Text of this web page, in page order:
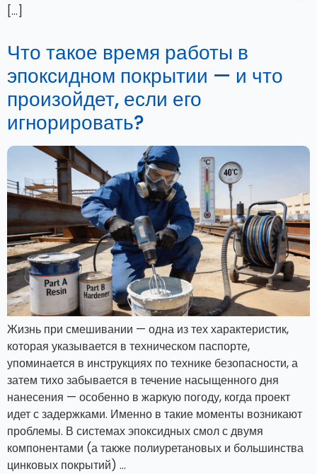
[…]
Что такое время работы в
эпоксидном покрытии — и что
произойдет, если его
игнорировать?
Жизнь при смешивании — одна из тех характеристик,
которая указывается в техническом паспорте,
упоминается в инструкциях по технике безопасности, а
затем тихо забывается в течение насыщенного дня
нанесения — особенно в жаркую погоду, когда проект
идет с задержками. Именно в такие моменты возникают
проблемы. В системах эпоксидных смол с двумя
компонентами (а также полиуретановых и большинства
цинковых покрытий) ...